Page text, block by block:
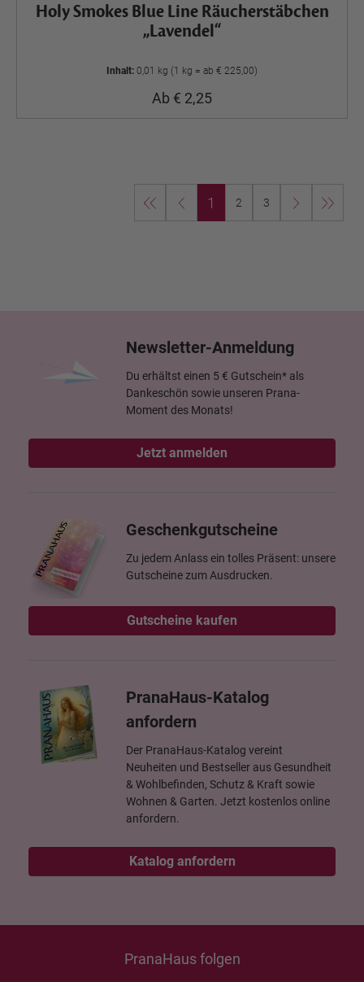
Holy Smokes Blue Line Räucherstäbchen
„Lavendel“
Inhalt: 0,01 kg (1 kg = ab € 225,00)
Ab € 2,25
1 2 3
Newsletter-Anmeldung
Du erhältst einen 5 € Gutschein* als
Dankeschön sowie unseren Prana-
Moment des Monats!
Jetzt anmelden
Geschenkgutscheine
Zu jedem Anlass ein tolles Präsent: unsere
Gutscheine zum Ausdrucken.
Gutscheine kaufen
PranaHaus-Katalog
anfordern
Der PranaHaus-Katalog vereint
Neuheiten und Bestseller aus Gesundheit
& Wohlbefinden, Schutz & Kraft sowie
Wohnen & Garten. Jetzt kostenlos online
anfordern.
Katalog anfordern
PranaHaus folgen